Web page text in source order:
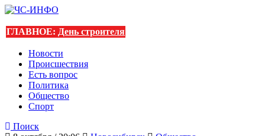
ГЛАВНОЕ: День строителя
Новости
Происшествия
Есть вопрос
Политика
Общество
Спорт
Поиск